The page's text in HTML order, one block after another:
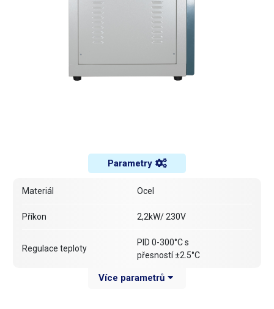
Parametry
Materiál Ocel
Příkon 2,2kW/ 230V
Regulace teploty
PID 0-300°C s
přesností ±2.5°C
ANO (s možností vypnutí)
Více parametrů